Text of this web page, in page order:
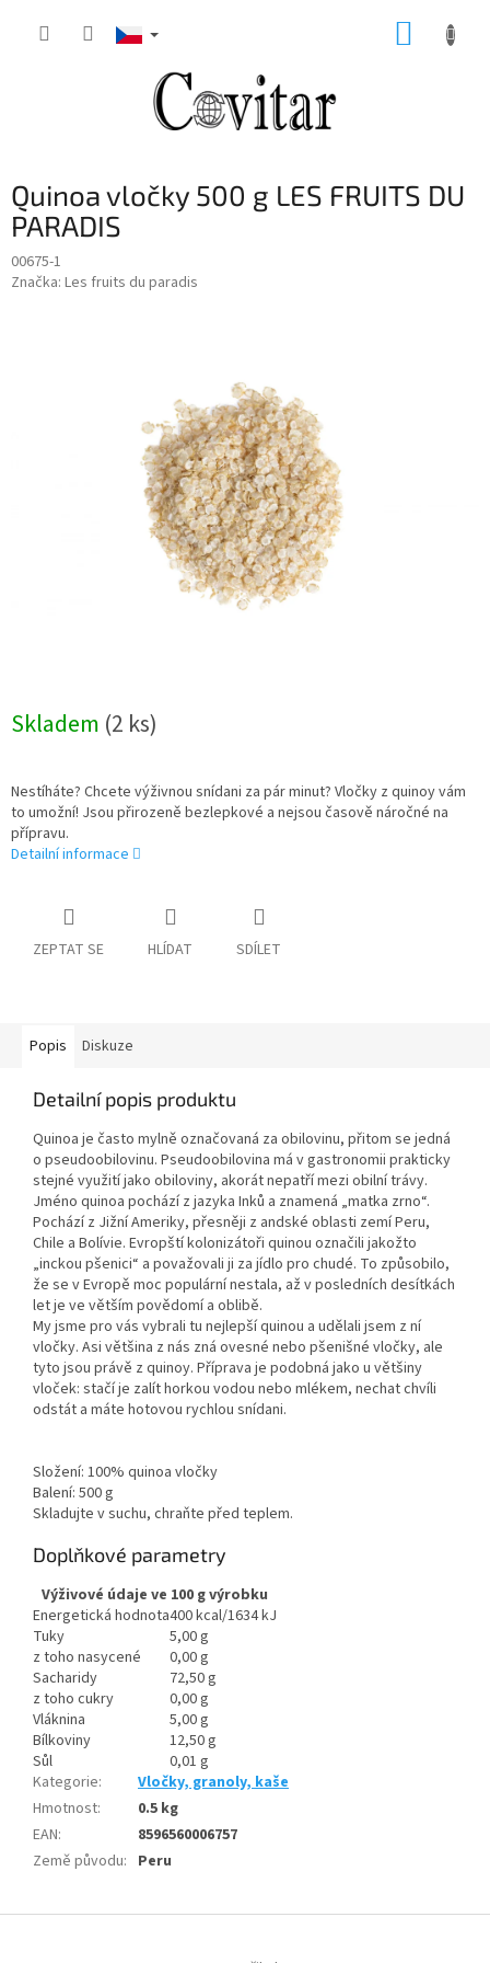
Quinoa vločky 500 g LES FRUITS DU
PARADIS
00675-1
Značka: Les fruits du paradis
Skladem (2 ks)
Nestíháte? Chcete výživnou snídani za pár minut? Vločky z quinoy vám
to umožní! Jsou přirozeně bezlepkové a nejsou časově náročné na
přípravu.
Detailní informace
ZEPTAT SE HLÍDAT SDÍLET
Popis Diskuze
Detailní popis produktu
Quinoa je často mylně označovaná za obilovinu, přitom se jedná
o pseudoobilovinu. Pseudoobilovina má v gastronomii prakticky
stejné využití jako obiloviny, akorát nepatří mezi obilní trávy.
Jméno quinoa pochází z jazyka Inků a znamená „matka zrno“.
Pochází z Jižní Ameriky, přesněji z andské oblasti zemí Peru,
Chile a Bolívie. Evropští kolonizátoři quinou označili jakožto
„inckou pšenici“ a považovali ji za jídlo pro chudé. To způsobilo,
že se v Evropě moc populární nestala, až v posledních desítkách
let je ve větším povědomí a oblibě.
My jsme pro vás vybrali tu nejlepší quinou a udělali jsem z ní
vločky. Asi většina z nás zná ovesné nebo pšenišné vločky, ale
tyto jsou právě z quinoy. Příprava je podobná jako u většiny
vloček: stačí je zalít horkou vodou nebo mlékem, nechat chvíli
odstát a máte hotovou rychlou snídani.
Složení: 100% quinoa vločky
Balení: 500 g
Skladujte v suchu, chraňte před teplem.
Doplňkové parametry
Výživové údaje ve 100 g výrobku
Energetická hodnota400 kcal/1634 kJ
Tuky
5,00 g
z toho nasycené
0,00 g
Sacharidy
72,50 g
z toho cukry
0,00 g
Vláknina
5,00 g
Bílkoviny
12,50 g
Sůl
0,01 g
Kategorie:
Vločky, granoly, kaše
Hmotnost:
0.5 kg
EAN:
8596560006757
Země původu: Peru